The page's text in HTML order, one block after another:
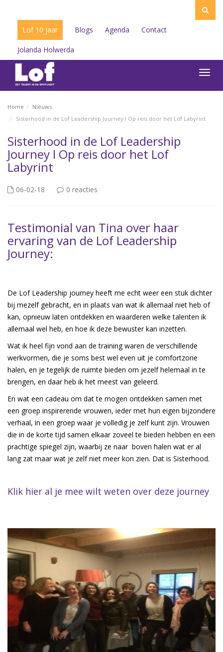
Lof 10 jaar Blogs Agenda Contact
Jolanda Holwerda
Home
Nieuws
Sisterhood in de Lof Leadership Journey I Op reis door het Lof Labyrint
Sisterhood in de Lof Leadership
Journey I Op reis door het Lof
Labyrint
06-02-18 0 reacties
Testimonial van Tina over haar
ervaring van de Lof Leadership
Journey:
De Lof Leadership journey heeft me echt weer een stuk dichter
bij mezelf gebracht, en in plaats van wat ik allemaal niet heb of
kan, opnieuw laten ontdekken en waarderen welke talenten ik
allemaal wel heb, en hoe ik deze bewuster kan inzetten.
Wat ik heel fijn vond aan de training waren de verschillende
werkvormen, die je soms best wel even uit je comfortzone
halen, en je tegelijk de ruimte bieden om jezelf helemaal in te
brengen, en daar heb ik het meest van geleerd.
En wat een cadeau om dat te mogen ontdekken samen met
een groep inspirerende vrouwen, ieder met hun eigen bijzondere
verhaal, in een groep waar je volledig je zelf kunt zijn. Vrouwen
die in de korte tijd samen elkaar zoveel te bieden hebben en een
prachtige spiegel zijn, waarbij ze naar boven halen wat er al
lang zat maar wat je zelf niet meer kon zien. Dat is Sisterhood.
Klik hier al je mee wilt weten over deze journey